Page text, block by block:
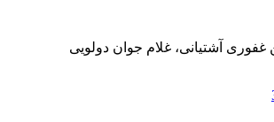
آشتیانی، غلام جوان دولویی